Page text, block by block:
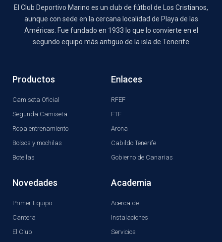
El Club Deportivo Marino es un club de fútbol de Los Cristianos,
aunque con sede en la cercana localidad de Playa de las
Américas. Fue fundado en 1933 lo que lo convierte en el
segundo equipo más antiguo de la isla de Tenerife
Productos
Camiseta Oficial
Segunda Camiseta
Ropa entrenamiento
Bolsos y mochilas
Botellas
Enlaces
RFEF
FTF
Arona
Cabildo Tenerife
Gobierno de Canarias
Novedades
Primer Equipo
Cantera
El Club
Academia
Acerca de
Instalaciones
Servicios